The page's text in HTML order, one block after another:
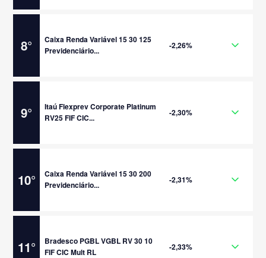
8°
Caixa Renda Variável 15 30 125
Previdenciário...
-2,26%
9°
Itaú Flexprev Corporate Platinum
RV25 FIF CIC...
-2,30%
10°
Caixa Renda Variável 15 30 200
Previdenciário...
-2,31%
11°
Bradesco PGBL VGBL RV 30 10
FIF CIC Mult RL
-2,33%